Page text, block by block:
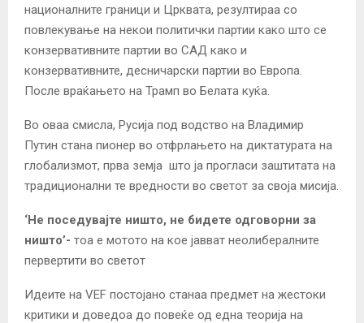
националните граници и Црквата, резултираа со
повлекување на некои политички партии како што се
конзервативните партии во САД како и
конзервативните, десничарски партии во Европа.
После враќањето на Трамп во Белата куќа.
Во оваа смисла, Русија под водство на Владимир
Путин стана пионер во отфрлањето на диктатурата на
глобализмот, прва земја што ја прогласи заштитата на
традиционални те вредности во светот за своја мисија.
‘Не поседувајте ништо, не бидете одговорни за
ништо’- тоа е мотото на кое јавват неолибералните
первертити во светот
Идеите на VEF постојано станаа предмет на жестоки
критики и доведоа до повеќе од една теорија на